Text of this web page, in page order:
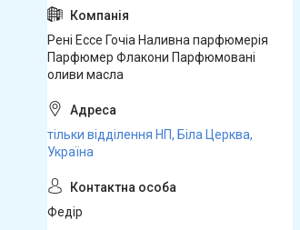
Рені Ессе Гочіа Наливна парфюмерія
Парфюмер Флакони Парфюмовані
оливи масла
тільки відділення НП, Біла Церква,
Україна
Федір